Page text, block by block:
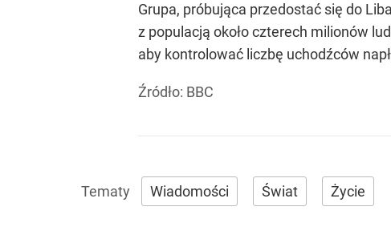
Grupa, próbująca przedostać się do
z populacją około czterech milionów
aby kontrolować liczbę uchodźców
Źródło: BBC
Wiadomości Świat Życie